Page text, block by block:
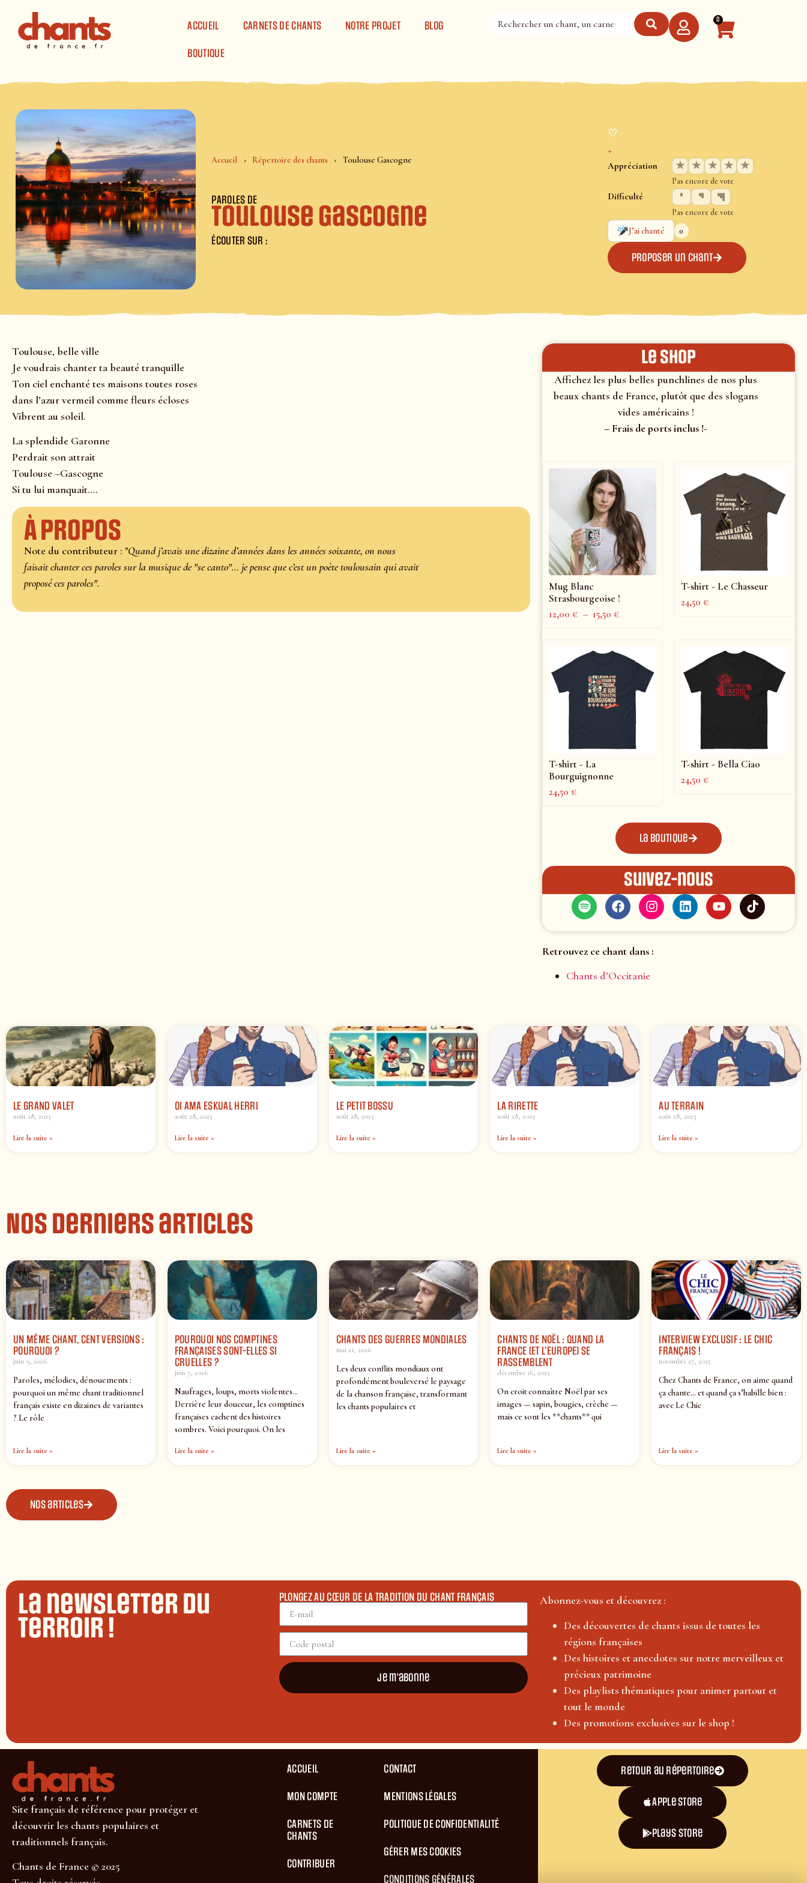
ACCUEIL
CARNETS DE CHANTS NOTRE PROJET BLOG
BOUTIQUE
0
Accueil Répertoire des chants Toulouse Gascogne
PAROLES DE
Toulouse Gascogne
ÉCOUTER SUR :
♡
+
Appréciation ★ ★ ★ ★ ★
Pas encore de vote
Difficulté
Pas encore de vote
J’ai chanté
0
Proposer un chant
Toulouse, belle ville
Je voudrais chanter ta beauté tranquille
Ton ciel enchanté tes maisons toutes roses
dans l’azur vermeil comme fleurs écloses
Vibrent au soleil.
La splendide Garonne
Perdrait son attrait
Toulouse –Gascogne
Si tu lui manquait….
À propos
Note du contributeur : "Quand j’avais une dizaine d’années dans les années soixante, on nous
faisait chanter ces paroles sur la musique de "se canto"… je pense que c’est un poète toulousain qui avait
proposé ces paroles".
le shop
Affichez les plus belles punchlines de nos plus
beaux chants de France, plutôt que des slogans
vides américains !
– Frais de ports inclus !-
Mug Blanc
Strasbourgeoise !
12,00€ – 15,50€
T-shirt - Le Chasseur
24,50€
T-shirt - La
Bourguignonne
24,50€
T-shirt - Bella Ciao
24,50€
La boutique
Suivez-nous
Retrouvez ce chant dans :
Chants d’Occitanie
LE GRAND VALET
août 28, 2023
Lire la suite »
OI AMA ESKUAL HERRI
août 28, 2023
Lire la suite »
LE PETIT BOSSU
août 28, 2023
Lire la suite »
LA RIRETTE
août 28, 2023
Lire la suite »
AU TERRAIN
août 28, 2023
Lire la suite »
Nos derniers articles
UN MÊME CHANT, CENT VERSIONS :
POURQUOI ?
juin 9, 2026
Paroles, mélodies, dénouements :
pourquoi un même chant traditionnel
français existe en dizaines de variantes
? Le rôle
Lire la suite »
POURQUOI NOS COMPTINES
FRANÇAISES SONT-ELLES SI
CRUELLES ?
juin 7, 2026
Naufrages, loups, morts violentes…
Derrière leur douceur, les comptines
françaises cachent des histoires
sombres. Voici pourquoi. On les
Lire la suite »
CHANTS DES GUERRES MONDIALES
mai 21, 2026
Les deux conflits mondiaux ont
profondément bouleversé le paysage
de la chanson française, transformant
les chants populaires et
Lire la suite »
CHANTS DE NOËL : QUAND LA
FRANCE (ET L’EUROPE) SE
RASSEMBLENT
décembre 16, 2025
On croit connaître Noël par ses
images — sapin, bougies, crèche —
mais ce sont les **chants** qui
Lire la suite »
INTERVIEW EXCLUSIF : LE CHIC
FRANÇAIS !
novembre 27, 2025
Chez Chants de France, on aime quand
ça chante… et quand ça s’habille bien :
avec Le Chic
Lire la suite »
Nos articles
La newsletter du
terroir !
PLONGEZ AU CŒUR DE LA TRADITION DU CHANT FRANÇAIS
Je m'abonne
Abonnez-vous et découvrez :
Des découvertes de chants issus de toutes les
régions françaises
Des histoires et anecdotes sur notre merveilleux et
précieux patrimoine
Des playlists thématiques pour animer partout et
tout le monde
Des promotions exclusives sur le shop !
Site français de référence pour protéger et
découvrir les chants populaires et
traditionnels français.
Chants de France © 2025
ACCUEIL
MON COMPTE
CARNETS DE
CHANTS
CONTRIBUER
CONTACT
MENTIONS LÉGALES
POLITIQUE DE CONFIDENTIALITÉ
GÉRER MES COOKIES
CONDITIONS GÉNÉRALES
Retour au répertoire
Apple Store
plays store